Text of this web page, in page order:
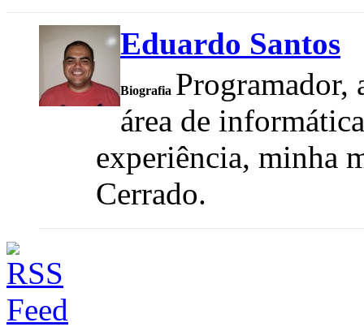
Eduardo Santos
Biografia Programador,
área de
experiência, minha
Cerrado.